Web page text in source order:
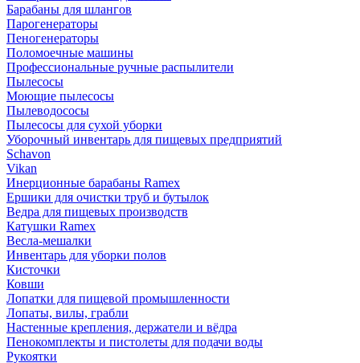
Барабаны для шлангов
Парогенераторы
Пеногенераторы
Поломоечные машины
Профессиональные ручные распылители
Пылесосы
Моющие пылесосы
Пылеводососы
Пылесосы для сухой уборки
Уборочный инвентарь для пищевых предприятий
Schavon
Vikan
Инерционные барабаны Ramex
Ершики для очистки труб и бутылок
Ведра для пищевых производств
Катушки Ramex
Весла-мешалки
Инвентарь для уборки полов
Кисточки
Ковши
Лопатки для пищевой промышленности
Лопаты, вилы, грабли
Настенные крепления, держатели и вёдра
Пенокомплекты и пистолеты для подачи воды
Рукоятки